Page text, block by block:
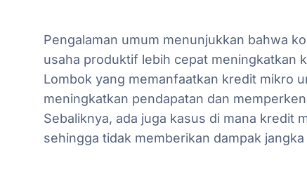
Pengalaman umum menunjukkan bahwa
usaha produktif lebih cepat meningkatkan
Lombok yang memanfaatkan kredit mikro
meningkatkan pendapatan dan
Sebaliknya, ada juga kasus di mana kredit
sehingga tidak memberikan dampak